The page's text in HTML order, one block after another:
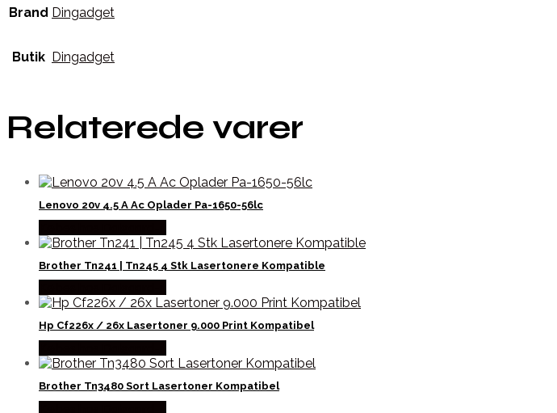
Brand Dingadget
Butik Dingadget
Relaterede varer
Lenovo 20v 4.5 A Ac Oplader Pa-1650-56lc
Brother Tn241 | Tn245 4 Stk Lasertonere Kompatible
Hp Cf226x / 26x Lasertoner 9.000 Print Kompatibel
Brother Tn3480 Sort Lasertoner Kompatibel